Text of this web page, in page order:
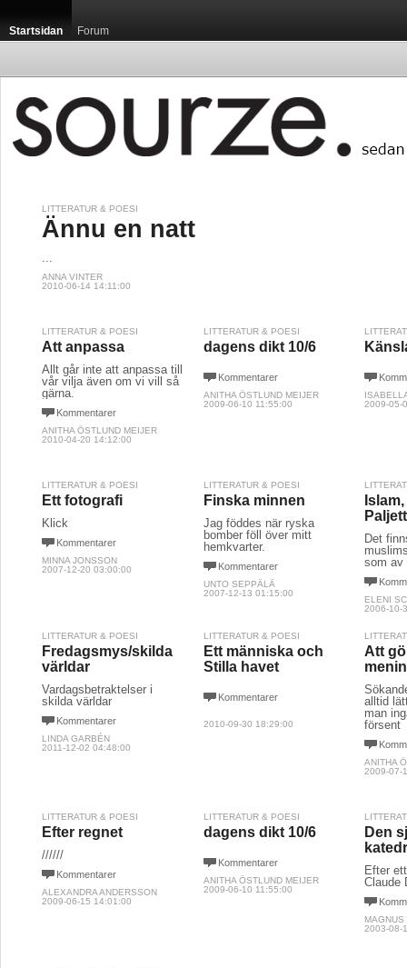
Startsidan Forum
LITTERATUR & POESI
Ännu en natt
...
ANNA VINTER
2010-06-14 14:11:00
LITTERATUR & POESI
Att anpassa
Allt går inte att anpassa till
vår vilja även om vi vill så
gärna.
Kommentarer
ANITHA ÖSTLUND MEIJER
2010-04-20 14:12:00
LITTERATUR & POESI
dagens dikt 10/6
Kommentarer
ANITHA ÖSTLUND MEIJER
2009-06-10 11:55:00
2009-05-
LITTERATUR & POESI
Ett fotografi
Klick
Kommentarer
MINNA JONSSON
2007-12-20 03:00:00
LITTERATUR & POESI
Finska minnen
Jag föddes när ryska
bomber föll över mitt
hemkvarter.
Kommentarer
UNTO SEPPÄLÄ
2007-12-13 01:15:00
Det
som av
ELENI
2006-10-
LITTERATUR & POESI
Fredagsmys/skilda
världar
Vardagsbetraktelser i
skilda världar
Kommentarer
LINDA GARBÉN
2011-12-02 04:48:00
LITTERATUR & POESI
Ett människa och
Stilla havet
Kommentarer
2010-09-30 18:29:00
Att
alltid
man
försent
ANITHA
2009-07-
LITTERATUR & POESI
Efter regnet
//////
Kommentarer
ALEXANDRA ANDERSSON
2009-06-15 14:01:00
LITTERATUR & POESI
dagens dikt 10/6
Kommentarer
ANITHA ÖSTLUND MEIJER
2009-06-10 11:55:00
Den
Efter
Claude
2003-08-